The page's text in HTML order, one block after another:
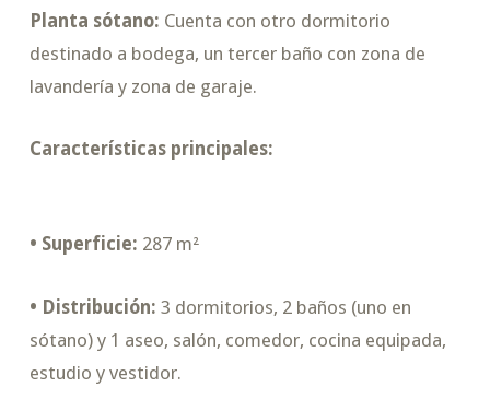
Planta sótano: Cuenta con otro dormitorio
destinado a bodega, un tercer baño con zona de
lavandería y zona de garaje.
Características principales:
• Superficie: 287 m²
• Distribución: 3 dormitorios, 2 baños (uno en
sótano) y 1 aseo, salón, comedor, cocina equipada,
estudio y vestidor.